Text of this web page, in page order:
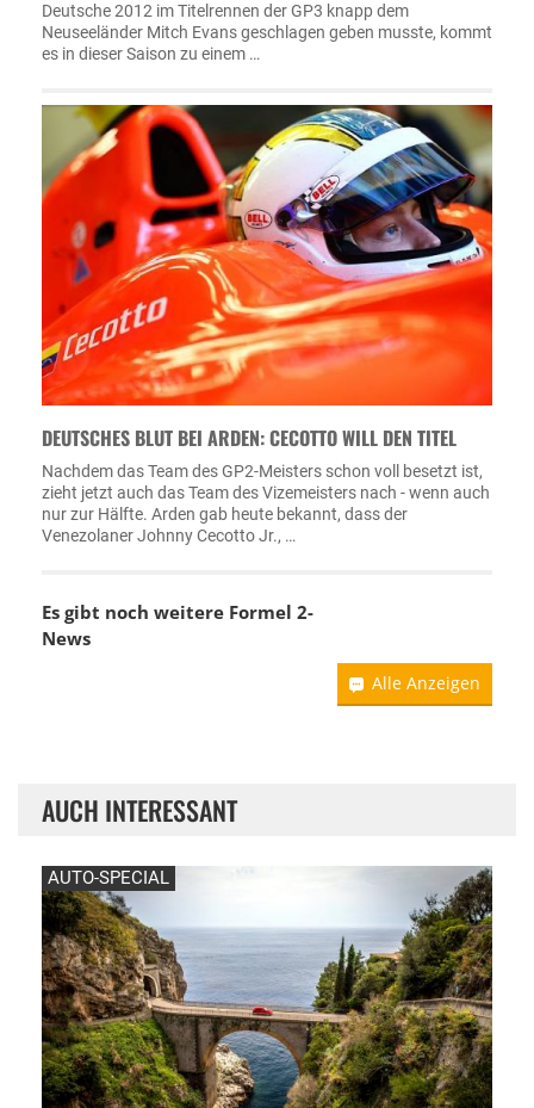
Deutsche 2012 im Titelrennen der GP3 knapp dem
Neuseeländer Mitch Evans geschlagen geben musste, kommt
es in dieser Saison zu einem …
DEUTSCHES BLUT BEI ARDEN: CECOTTO WILL DEN TITEL
Nachdem das Team des GP2-Meisters schon voll besetzt ist,
zieht jetzt auch das Team des Vizemeisters nach - wenn auch
nur zur Hälfte. Arden gab heute bekannt, dass der
Venezolaner Johnny Cecotto Jr., …
Es gibt noch weitere Formel 2-
News
Alle Anzeigen
AUCH INTERESSANT
AUTO-SPECIAL